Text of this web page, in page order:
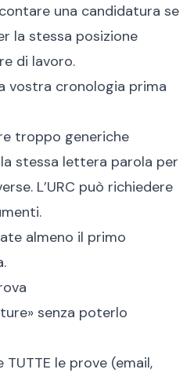
una candidatura se
la stessa posizione
di lavoro.
vostra cronologia prima
troppo generiche
stessa lettera parola per
L’URC può richiedere
almeno il primo
senza poterlo
TUTTE le prove (email,